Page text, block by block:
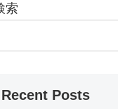
索
Recent Posts